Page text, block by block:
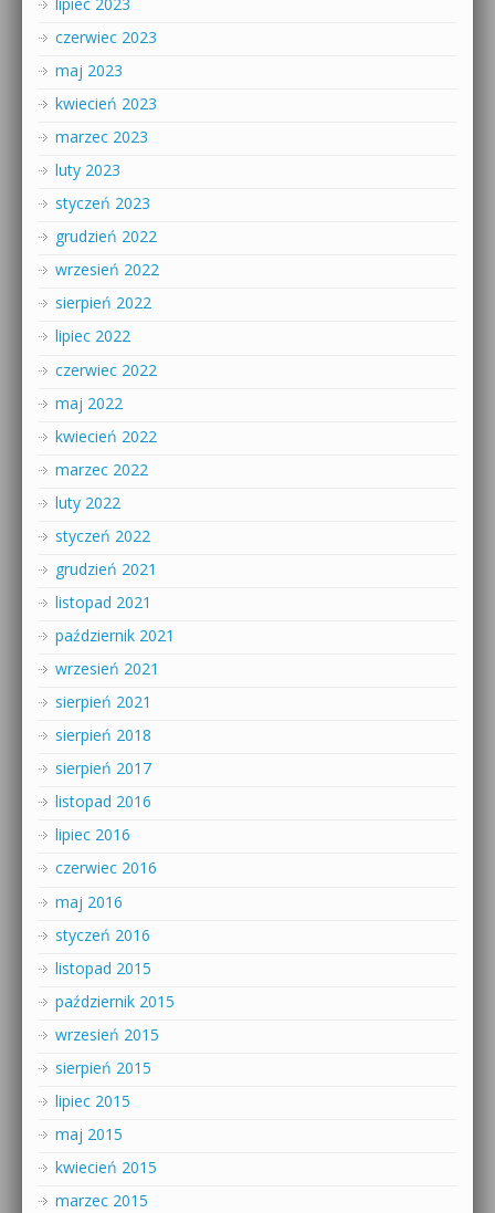
czerwiec 2023
maj 2023
kwiecień 2023
marzec 2023
luty 2023
styczeń 2023
grudzień 2022
wrzesień 2022
sierpień 2022
lipiec 2022
czerwiec 2022
maj 2022
kwiecień 2022
marzec 2022
luty 2022
styczeń 2022
grudzień 2021
listopad 2021
październik 2021
wrzesień 2021
sierpień 2021
sierpień 2018
sierpień 2017
listopad 2016
lipiec 2016
czerwiec 2016
maj 2016
styczeń 2016
listopad 2015
październik 2015
wrzesień 2015
sierpień 2015
lipiec 2015
maj 2015
kwiecień 2015
marzec 2015